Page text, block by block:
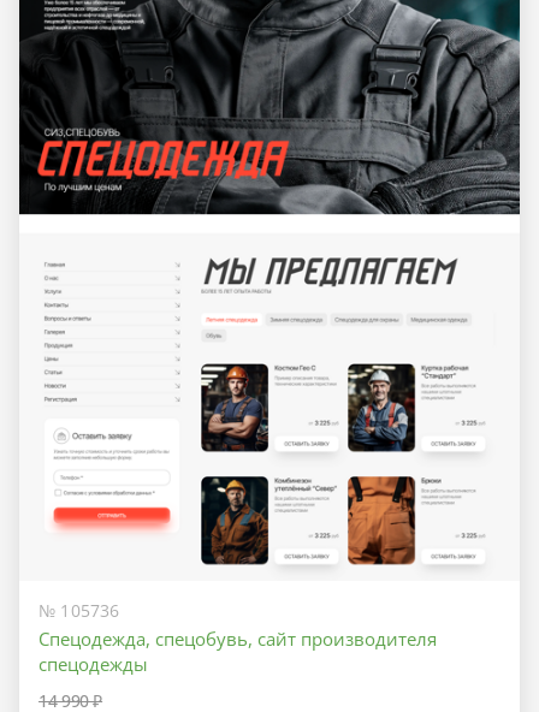
№ 105736
Спецодежда, спецобувь, сайт производителя
спецодежды
14 990 ₽